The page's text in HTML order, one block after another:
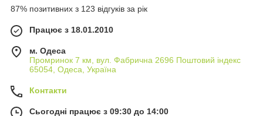
87% позитивних з 123 відгуків за рік
Працює з 18.01.2010
м. Одеса
Промринок 7 км, вул. Фабрична 2696 Поштовий індекс
65054, Одеса, Україна
Контакти
Сьогодні працює з 09:30 до 14:00